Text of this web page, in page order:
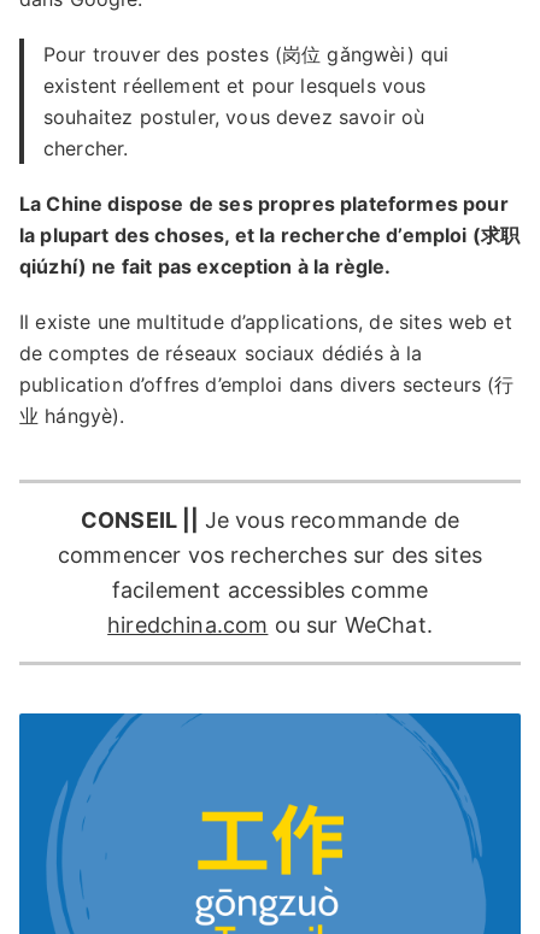
Pour trouver des postes (岗位 gǎngwèi) qui
existent réellement et pour lesquels vous
souhaitez postuler, vous devez savoir où
chercher.
La Chine dispose de ses propres plateformes pour
la plupart des choses, et la recherche d’emploi (求职
qiúzhí) ne fait pas exception à la règle.
Il existe une multitude d’applications, de sites web et
de comptes de réseaux sociaux dédiés à la
publication d’offres d’emploi dans divers secteurs (行
业 hángyè).
CONSEIL || Je vous recommande de
commencer vos recherches sur des sites
facilement accessibles comme
hiredchina.com ou sur WeChat.